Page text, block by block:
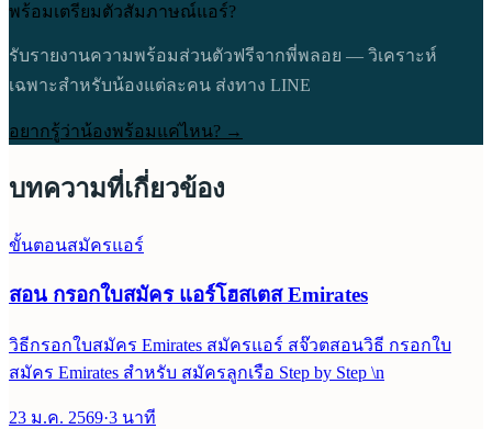
พร้อมเตรียมตัวสัมภาษณ์แอร์?
รับรายงานความพร้อมส่วนตัวฟรีจากพี่พลอย — วิเคราะห์
เฉพาะสำหรับน้องแต่ละคน ส่งทาง LINE
อยากรู้ว่าน้องพร้อมแค่ไหน? →
บทความที่เกี่ยวข้อง
ขั้นตอนสมัครแอร์
สอน กรอกใบสมัคร แอร์โฮสเตส Emirates
วิธีกรอกใบสมัคร Emirates สมัครแอร์ สจ๊วตสอนวิธี กรอกใบ
สมัคร Emirates สำหรับ สมัครลูกเรือ Step by Step \n
23 ม.ค. 2569·3 นาที